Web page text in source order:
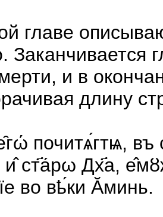
главе
Заканчивается
и в
длину
почитѧ́гтѩ,
ст҃а́рω Дх҃а,
во вҍ́ки Ᾰминь.